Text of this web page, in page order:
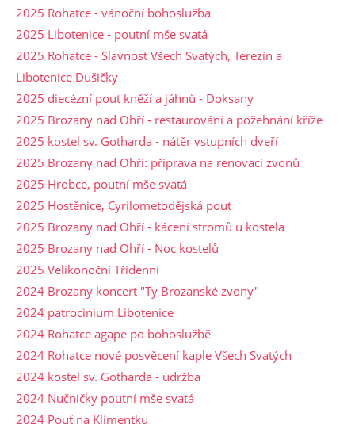
2025 Rohatce - vánoční bohoslužba
2025 Libotenice - poutní mše svatá
2025 Rohatce - Slavnost Všech Svatých, Terezín a
Libotenice Dušičky
2025 diecézní pouť kněží a jáhnů - Doksany
2025 Brozany nad Ohří - restaurování a požehnání kříže
2025 kostel sv. Gotharda - nátěr vstupních dveří
2025 Brozany nad Ohří: příprava na renovaci zvonů
2025 Hrobce, poutní mše svatá
2025 Hostěnice, Cyrilometodějská pouť
2025 Brozany nad Ohří - kácení stromů u kostela
2025 Brozany nad Ohří - Noc kostelů
2025 Velikonoční Třídenní
2024 Brozany koncert "Ty Brozanské zvony"
2024 patrocinium Libotenice
2024 Rohatce agape po bohoslužbě
2024 Rohatce nové posvěcení kaple Všech Svatých
2024 kostel sv. Gotharda - údržba
2024 Nučničky poutní mše svatá
2024 Pouť na Klimentku